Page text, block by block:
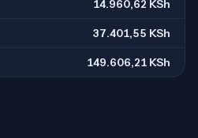
14.960,62 KSh
37.401,55 KSh
149.606,21 KSh